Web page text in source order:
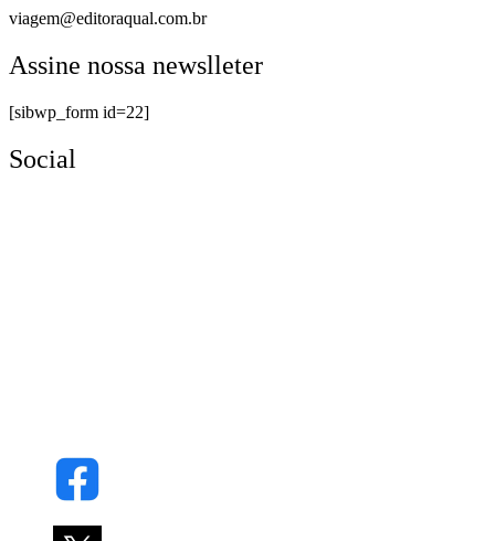
viagem@editoraqual.com.br
Assine nossa newslleter
[sibwp_form id=22]
Social